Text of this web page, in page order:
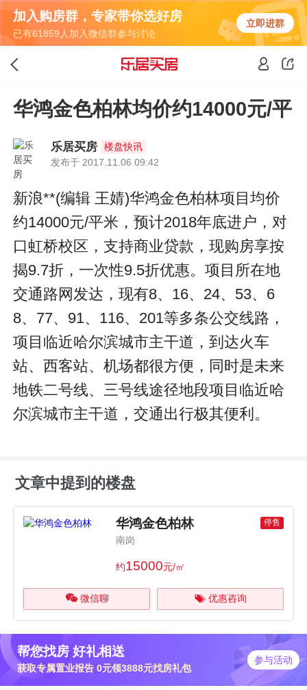
加入购房群，专家带你选好房
已有61859人加入微信群参与讨论
立即进群
华鸿金色柏林均价约14000元/平
乐居买房
楼盘快讯
发布于 2017.11.06 09:42
新浪**(编辑 王婧)华鸿金色柏林项目均价
约14000元/平米，预计2018年底进户，对
口虹桥校区，支持商业贷款，现购房享按
揭9.7折，一次性9.5折优惠。项目所在地
交通路网发达，现有8、16、24、53、6
8、77、91、116、201等多条公交线路，
项目临近哈尔滨城市主干道，到达火车
站、西客站、机场都很方便，同时是未来
地铁二号线、三号线途径地段项目临近哈
尔滨城市主干道，交通出行极其便利。
文章中提到的楼盘
华鸿金色柏林 停售
南岗
约15000元/㎡
微信聊 优惠咨询
帮您找房 好礼相送
获取专属置业报告 0元领3888元找房礼包
参与活动